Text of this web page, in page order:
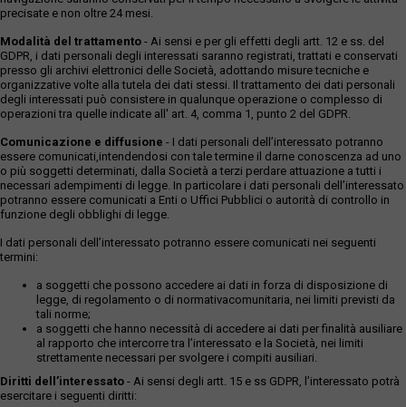
precisate e non oltre 24 mesi.
Modalità del trattamento - Ai sensi e per gli effetti degli artt. 12 e ss. del
GDPR, i dati personali degli interessati saranno registrati, trattati e conservati
presso gli archivi elettronici delle Società, adottando misure tecniche e
organizzative volte alla tutela dei dati stessi. Il trattamento dei dati personali
degli interessati può consistere in qualunque operazione o complesso di
operazioni tra quelle indicate all' art. 4, comma 1, punto 2 del GDPR.
Comunicazione e diffusione - I dati personali dell’interessato potranno
essere comunicati,intendendosi con tale termine il darne conoscenza ad uno
o più soggetti determinati, dalla Società a terzi perdare attuazione a tutti i
necessari adempimenti di legge. In particolare i dati personali dell’interessato
potranno essere comunicati a Enti o Uffici Pubblici o autorità di controllo in
funzione degli obblighi di legge.
I dati personali dell’interessato potranno essere comunicati nei seguenti
termini:
a soggetti che possono accedere ai dati in forza di disposizione di
legge, di regolamento o di normativacomunitaria, nei limiti previsti da
tali norme;
a soggetti che hanno necessità di accedere ai dati per finalità ausiliare
al rapporto che intercorre tra l’interessato e la Società, nei limiti
strettamente necessari per svolgere i compiti ausiliari.
Diritti dell’interessato - Ai sensi degli artt. 15 e ss GDPR, l’interessato potrà
esercitare i seguenti diritti: